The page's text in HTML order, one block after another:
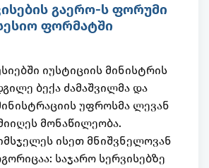
გაერო-ს ფორუმი
ფორმატში
იუსტიციის მინისტრის
ბექა ძამაშვილმა და
უფროსმა ლევან
მონაწილეობა.
ისეთ მნიშვნელოვან
საჯარო სერვისებზე